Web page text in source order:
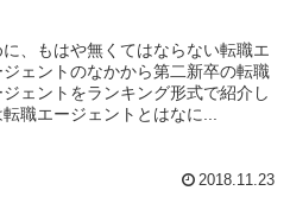
、もはや無くてはならない転職エ
ェントのなかから第二新卒の転職
ェントをランキング形式で紹介し
職エージェントとはなに...
2018.11.23